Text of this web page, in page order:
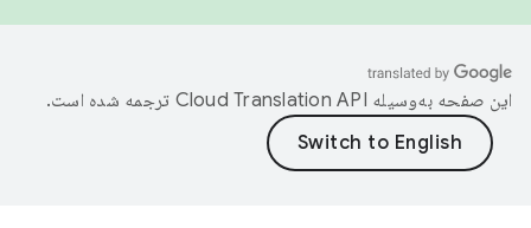
این صفحه به‌وسیله ترجمه شده است.